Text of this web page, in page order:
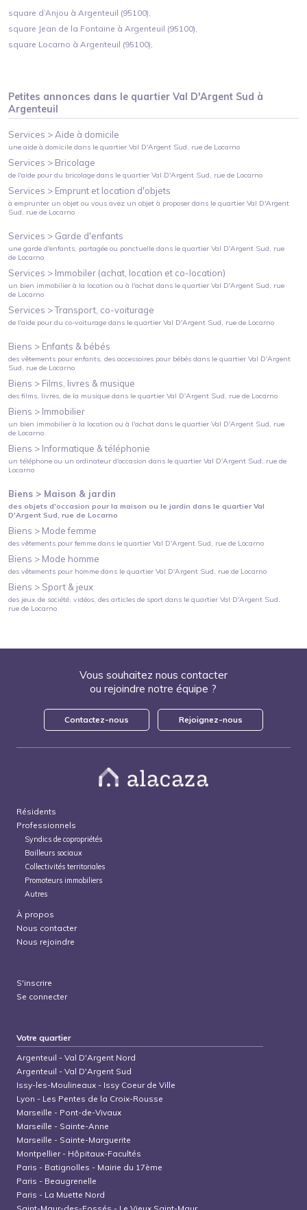
square d’Anjou à Argenteuil (95100),
square Jean de la Fontaine à Argenteuil (95100),
square Locarno à Argenteuil (95100),
Petites annonces dans le quartierVal D'Argent Sud à
Argenteuil
Services >Aide à domicile
une aide à domicile dans le quartierVal D'Argent Sud, rue de Locarno
Services > Bricolage
de l'aide pour du bricolage dans le quartierVal D'Argent Sud, rue de Locarno
Services > Emprunt et location d'objets
à emprunter un objet ou vous avez un objet à proposer dans le quartierVal D'Argent
Sud, rue de Locarno
Services > Garde d'enfants
une garde d'enfants, partagée ou ponctuelle dans le quartierVal D'Argent Sud, rue
de Locarno
Services > Immobiler (achat, location et co-location)
un bien immobilier à la location ou à l'achat dans le quartierVal D'Argent Sud, rue
de Locarno
Services >Transport, co-voiturage
de l'aide pour du co-voiturage dans le quartierVal D'Argent Sud, rue de Locarno
Biens > Enfants & bébés
des vêtements pour enfants, des accessoires pour bébés dans le quartierVal D'Argent
Sud, rue de Locarno
Biens > Films, livres & musique
des films, livres, de la musique dans le quartierVal D'Argent Sud, rue de Locarno
Biens > Immobilier
un bien immobilier à la location ou à l'achat dans le quartierVal D'Argent Sud, rue
de Locarno
Biens > Informatique & téléphonie
un téléphone ou un ordinateur d'occasion dans le quartierVal D'Argent Sud, rue de
Locarno
Biens > Maison & jardin
des objets d'occasion pour la maison ou le jardin dans le quartierVal
D'Argent Sud, rue de Locarno
Biens > Mode femme
des vêtements pour femme dans le quartierVal D'Argent Sud, rue de Locarno
Biens > Mode homme
des vêtements pour homme dans le quartierVal D'Argent Sud, rue de Locarno
Biens > Sport & jeux
des jeux de société, vidéos, des articles de sport dans le quartierVal D'Argent Sud,
rue de Locarno
Vous souhaitez nous contacter
ou rejoindre notre équipe ?
Contactez-nous Rejoignez-nous
Résidents
Professionnels
Syndics de copropriétés
Bailleurs sociaux
Collectivités territoriales
Promoteurs immobiliers
Autres
À propos
Nous contacter
Nous rejoindre
S'inscrire
Se connecter
Votre quartier
Argenteuil -Val D'Argent Nord
Argenteuil -Val D'Argent Sud
Issy-les-Moulineaux - Issy Coeur de Ville
Lyon - Les Pentes de la Croix-Rousse
Marseille - Pont-de-Vivaux
Marseille - Sainte-Anne
Marseille - Sainte-Marguerite
Montpellier- Hôpitaux-Facultés
Paris - Batignolles - Mairie du 17ème
Paris - Beaugrenelle
Paris - La Muette Nord